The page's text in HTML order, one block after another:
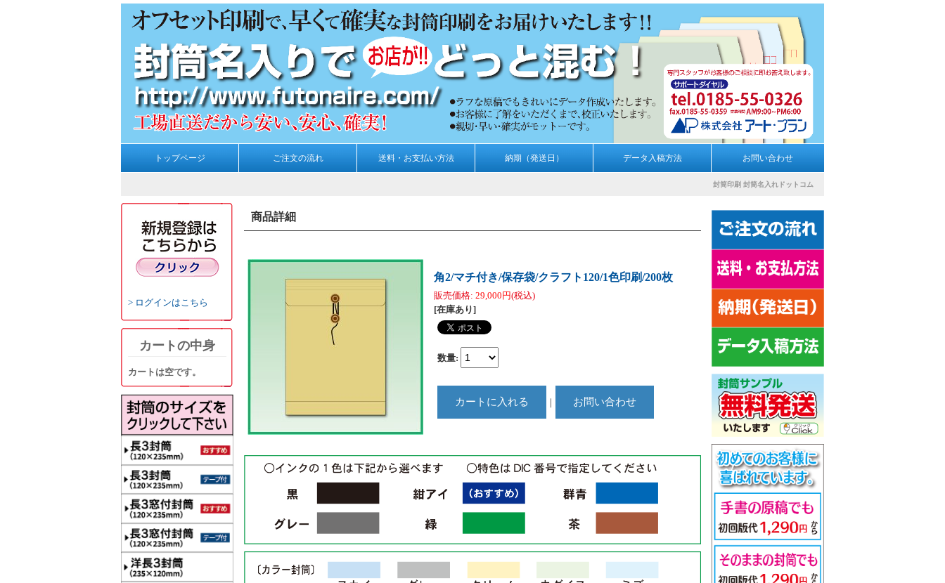
トップページ ご注文の流れ 送料・お支払い方法 納期（発送日） データ入稿方法 お問い合わせ
封筒印刷 封筒名入れドットコム
ログインはこちら
カートの中身
カートは空です。
商品詳細
角2/マチ付き/保存袋/クラフト120/1色印刷/200枚
販売価格: 29,000円(税込)
[在庫あり]
数量:
｜